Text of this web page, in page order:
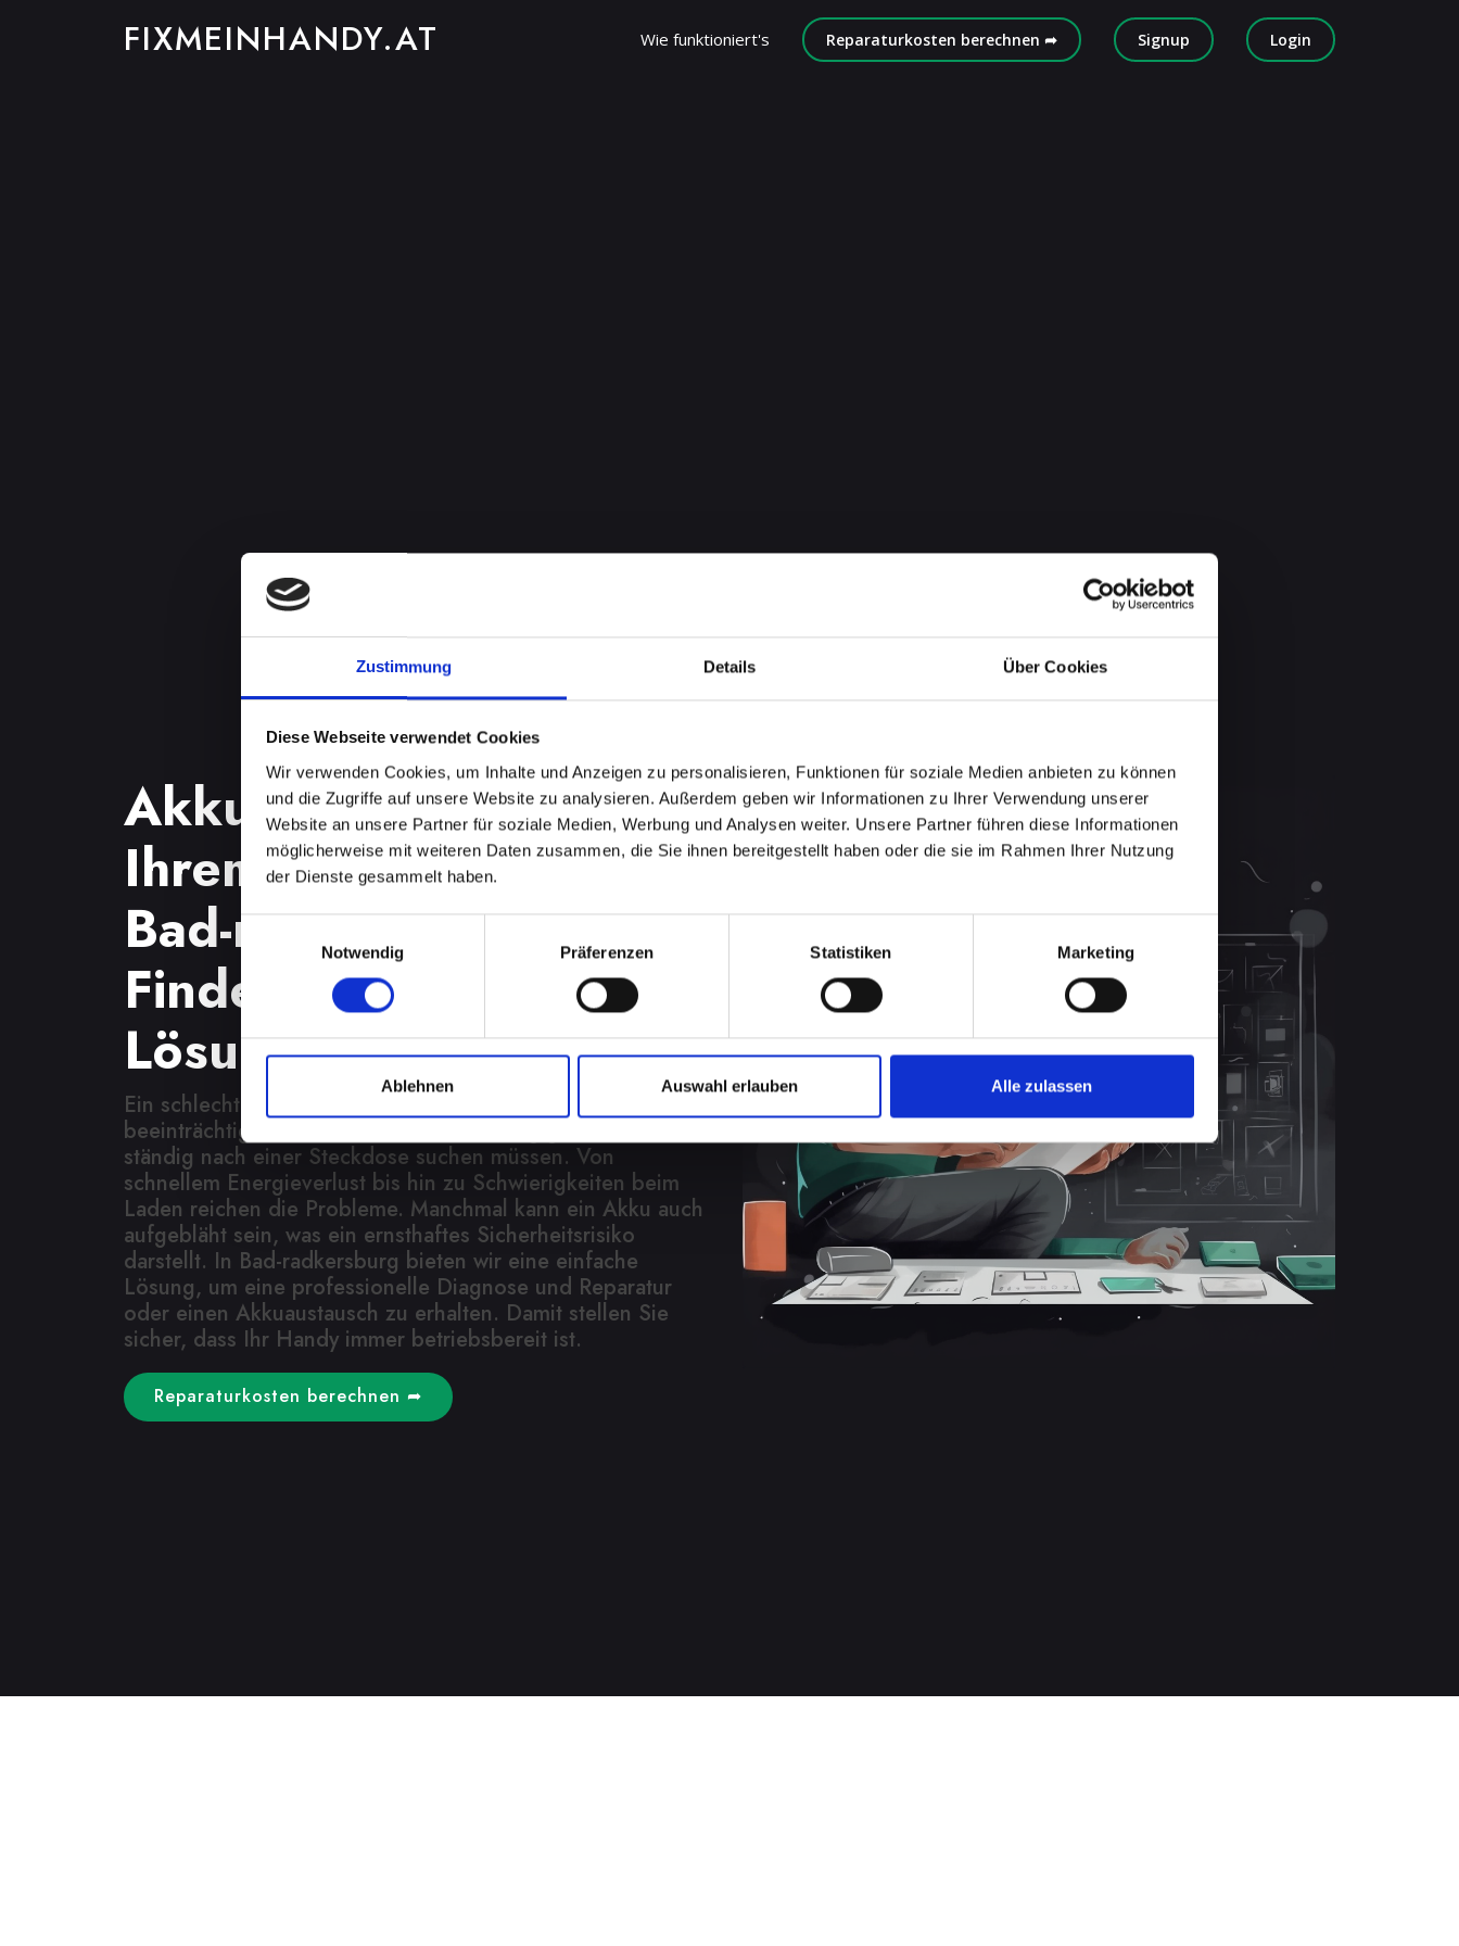
Zustimmung Details Über Cookies
Diese Webseite verwendet Cookies
Wir verwenden Cookies, um Inhalte und Anzeigen zu personalisieren, Funktionen für soziale Medien anbieten zu können
und die Zugriffe auf unsere Website zu analysieren. Außerdem geben wir Informationen zu Ihrer Verwendung unserer
Website an unsere Partner für soziale Medien, Werbung und Analysen weiter. Unsere Partner führen diese Informationen
möglicherweise mit weiteren Daten zusammen, die Sie ihnen bereitgestellt haben oder die sie im Rahmen Ihrer Nutzung
der Dienste gesammelt haben.
Einwilligungsauswahl
Notwendig
Präferenzen Statistiken Marketing
Ablehnen Auswahl erlauben Alle zulassen
FIXMEINHANDY.AT Wie funktioniert's Reparaturkosten berechnen ➦ Signup Login
Akkuprobleme bei
Ihrem IPHONE-14 in
Bad-radkersburg?
Finden Sie jetzt eine
Lösung
Ein schlecht funktionierender Akku in Ihrem IPHONE-14
beeinträchtigt Ihre Mobilität und Unabhängigkeit, wenn Sie
ständig nach einer Steckdose suchen müssen. Von
schnellem Energieverlust bis hin zu Schwierigkeiten beim
Laden reichen die Probleme. Manchmal kann ein Akku auch
aufgebläht sein, was ein ernsthaftes Sicherheitsrisiko
darstellt. In Bad-radkersburg bieten wir eine einfache
Lösung, um eine professionelle Diagnose und Reparatur
oder einen Akkuaustausch zu erhalten. Damit stellen Sie
sicher, dass Ihr Handy immer betriebsbereit ist.
Reparaturkosten berechnen ➦